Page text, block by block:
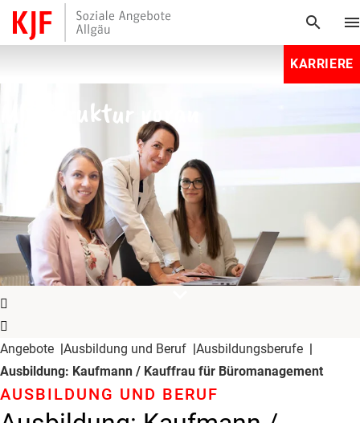
search
KARRIERE
Mit Struktur voran
expand_more
Angebote Ausbildung und Beruf
Ausbildungsberufe
Ausbildung: Kaufmann / Kauffrau für Büro­­management
AUSBILDUNG UND BERUF